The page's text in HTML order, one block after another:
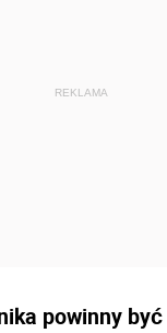
powinny być